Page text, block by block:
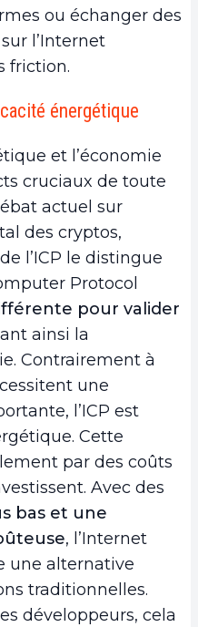
ou échanger des
l’Internet
friction.
énergétique
et l’économie
cruciaux de toute
actuel sur
des cryptos,
l’ICP le distingue
Protocol
pour valider
ainsi la
Contrairement à
une
l’ICP est
Cette
par des coûts
Avec des
bas et une
, l’Internet
une alternative
traditionnelles.
développeurs, cela